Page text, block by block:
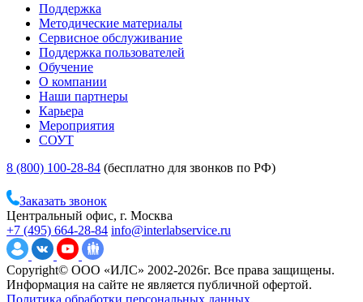
Поддержка
Методические материалы
Сервисное обслуживание
Поддержка пользователей
Обучение
О компании
Наши партнеры
Карьера
Мероприятия
СОУТ
8 (800) 100-28-84 (бесплатно для звонков по РФ)
Заказать звонок
Центральный офис, г. Москва
+7 (495) 664-28-84 info@interlabservice.ru
Copyright© ООО «ИЛС» 2002-2026г. Все права защищены.
Информация на сайте не является публичной офертой.
Политика обработки персональных данных.